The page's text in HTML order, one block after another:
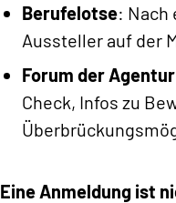
Berufelotse: Nach
Aussteller auf der
Forum der
Check, Infos zu
Eine Anmeldung ist